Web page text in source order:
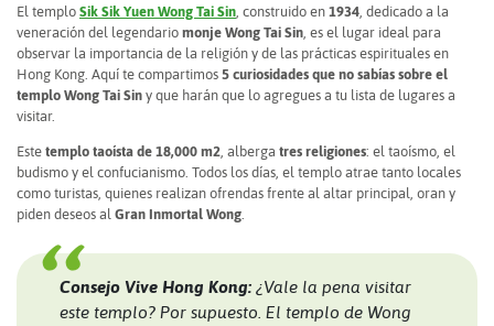
El templo Sik Sik Yuen Wong Tai Sin , construido en 1934 , dedicado a la
veneración del legendario monje Wong Tai Sin , es el lugar ideal para
observar la importancia de la religión y de las prácticas espirituales en
Hong Kong. Aquí te compartimos 5 curiosidades que no sabías sobre el
templo Wong Tai Sin y que harán que lo agregues a tu lista de lugares a
visitar.
Este templo taoísta de 18,000 m2 , alberga tres religiones: el taoísmo, el
budismo y el confucianismo. Todos los días, el templo atrae tanto locales
como turistas, quienes realizan ofrendas frente al altar principal, oran y
piden deseos al Gran Inmortal Wong
Consejo Vive Hong Kong: ¿Vale la pena visitar
este templo? Por supuesto. El templo de Wong